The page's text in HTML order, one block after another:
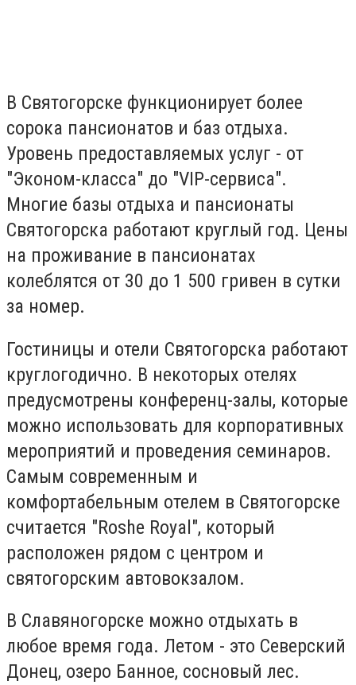
В Святогорске функционирует более
сорока пансионатов и баз отдыха.
Уровень предоставляемых услуг - от
"Эконом-класса" до "VIP-сервиса".
Многие базы отдыха и пансионаты
Святогорска работают круглый год. Цены
на проживание в пансионатах
колеблятся от 30 до 1 500 гривен в сутки
за номер.
Гостиницы и отели Святогорска работают
круглогодично. В некоторых отелях
предусмотрены конференц-залы, которые
можно использовать для корпоративных
мероприятий и проведения семинаров.
Самым современным и
комфортабельным отелем в Святогорске
считается "Roshe Royal", который
расположен рядом с центром и
святогорским автовокзалом.
В Славяногорске можно отдыхать в
любое время года. Летом - это Северский
Донец, озеро Банное, сосновый лес.